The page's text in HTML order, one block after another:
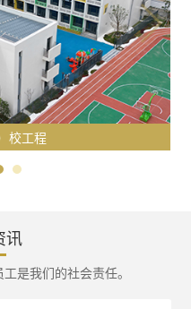
校工程
讯
是我们的社会责任。